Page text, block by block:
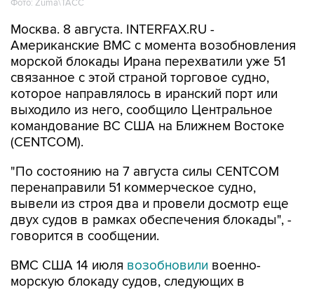
Фото: Zuma\ТАСС
Москва. 8 августа. INTERFAX.RU -
Американские ВМС с момента возобновления
морской блокады Ирана перехватили уже 51
связанное с этой страной торговое судно,
которое направлялось в иранский порт или
выходило из него, сообщило Центральное
командование ВС США на Ближнем Востоке
(CENTCOM).
"По состоянию на 7 августа силы CENTCOM
перенаправили 51 коммерческое судно,
вывели из строя два и провели досмотр еще
двух судов в рамках обеспечения блокады", -
говорится в сообщении.
ВМС США 14 июля возобновили военно-
морскую блокаду судов, следующих в